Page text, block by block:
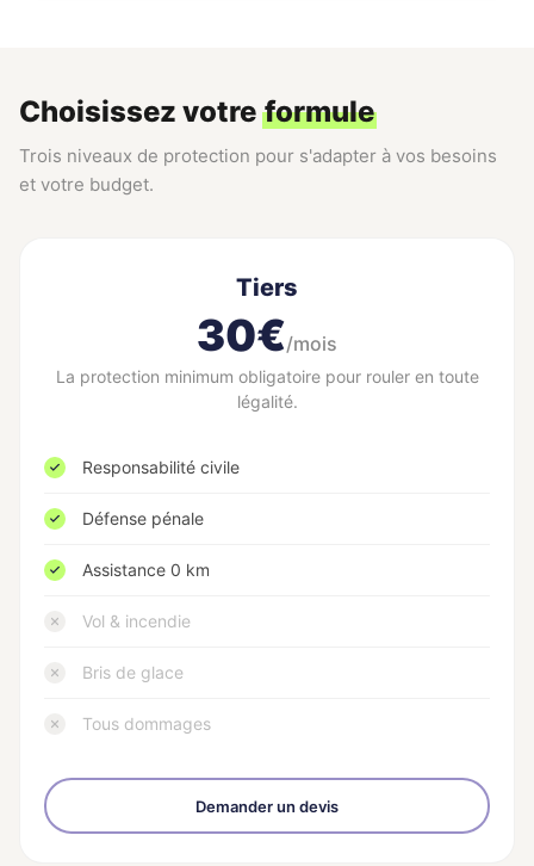
Choisissez votre formule
Trois niveaux de protection pour s'adapter à vos besoins
et votre budget.
Tiers
30€/mois
La protection minimum obligatoire pour rouler en toute
légalité.
Responsabilité civile
Défense pénale
Assistance 0 km
Vol & incendie
Bris de glace
Tous dommages
Demander un devis